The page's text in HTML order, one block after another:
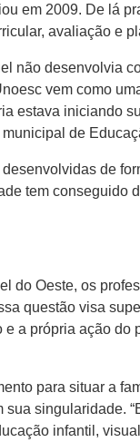
em 2009. De lá
avaliação e
não desenvolvia
vem como
estava iniciando
de
de
tem
do Oeste, os
questão visa
a própria ação
para situar a
singularidade.
infantil,